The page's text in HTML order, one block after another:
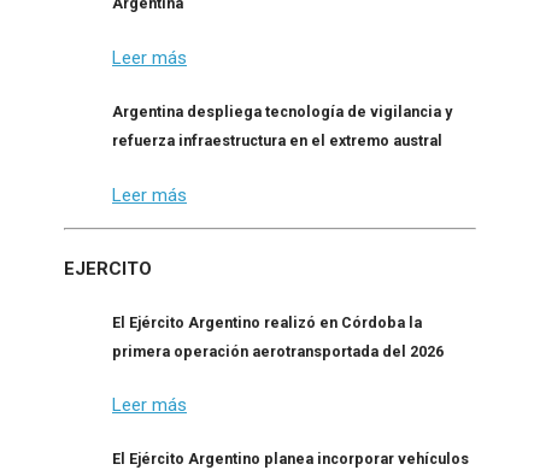
Leer más
Argentina despliega tecnología de vigilancia y
refuerza infraestructura en el extremo austral
Leer más
EJERCITO
El Ejército Argentino realizó en Córdoba la
primera operación aerotransportada del 2026
Leer más
El Ejército Argentino planea incorporar vehículos